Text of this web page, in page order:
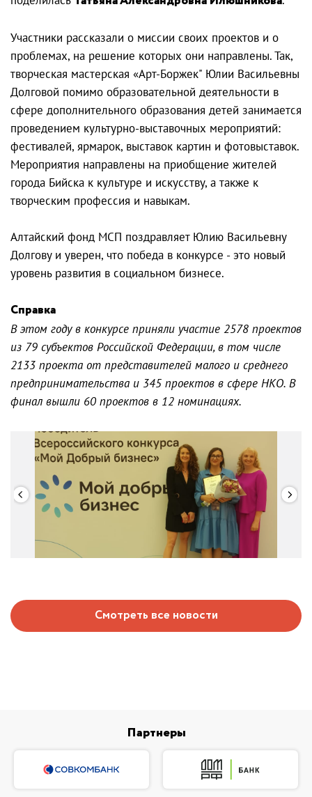
Участники рассказали о миссии своих проектов и о
проблемах, на решение которых они направлены. Так,
творческая мастерская «Арт-Боржек" Юлии Васильевны
Долговой помимо образовательной деятельности в
сфере дополнительного образования детей занимается
проведением культурно-выставочных мероприятий:
фестивалей, ярмарок, выставок картин и фотовыставок.
Мероприятия направлены на приобщение жителей
города Бийска к культуре и искусству, а также к
творческим профессия и навыкам.
Алтайский фонд МСП поздравляет Юлию Васильевну
Долгову и уверен, что победа в конкурсе - это новый
уровень развития в социальном бизнесе.
Справка
В этом году в конкурсе приняли участие 2578 проектов
из 79 субъектов Российской Федерации, в том числе
2133 проекта от представителей малого и среднего
предпринимательства и 345 проектов в сфере НКО. В
финал вышли 60 проектов в 12 номинациях.
Смотреть все новости
Партнеры